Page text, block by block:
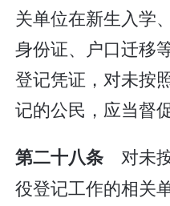
关单位在新生入学
身份证、户口迁移
登记凭证，对未按
记的公民，应当督
第二十八条对未
役登记工作的相关